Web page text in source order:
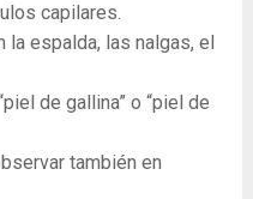
capilares.
la espalda, las nalgas, el
de gallina” o “piel de
también en